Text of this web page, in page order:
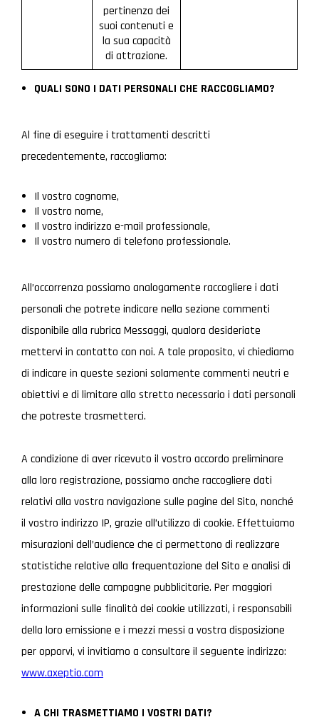
pertinenza dei
suoi contenuti e
la sua capacità
di attrazione.
QUALI SONO I DATI PERSONALI CHE RACCOGLIAMO?
Al fine di eseguire i trattamenti descritti
precedentemente, raccogliamo:
Il vostro cognome,
Il vostro nome,
Il vostro indirizzo e-mail professionale,
Il vostro numero di telefono professionale.
All’occorrenza possiamo analogamente raccogliere i dati
personali che potrete indicare nella sezione commenti
disponibile alla rubrica Messaggi, qualora desideriate
mettervi in contatto con noi. A tale proposito, vi chiediamo
di indicare in queste sezioni solamente commenti neutri e
obiettivi e di limitare allo stretto necessario i dati personali
che potreste trasmetterci.
A condizione di aver ricevuto il vostro accordo preliminare
alla loro registrazione, possiamo anche raccogliere dati
relativi alla vostra navigazione sulle pagine del Sito, nonché
il vostro indirizzo IP, grazie all’utilizzo di cookie. Effettuiamo
misurazioni dell’audience che ci permettono di realizzare
statistiche relative alla frequentazione del Sito e analisi di
prestazione delle campagne pubblicitarie. Per maggiori
informazioni sulle finalità dei cookie utilizzati, i responsabili
della loro emissione e i mezzi messi a vostra disposizione
per opporvi, vi invitiamo a consultare il seguente indirizzo:
www.axeptio.com
A CHI TRASMETTIAMO I VOSTRI DATI?